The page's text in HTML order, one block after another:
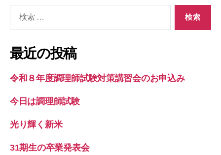
象:
最近の投稿
令和８年度調理師試験対策講習会のお申込み
今日は調理師試験
光り輝く新米
31期生の卒業発表会